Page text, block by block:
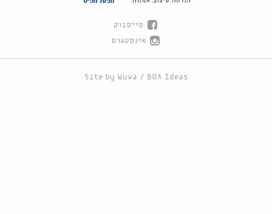
פייסבוק
אינסטגרם
Site by Wuwa / BOA Ideas